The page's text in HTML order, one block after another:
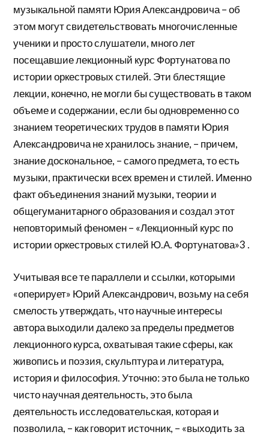
музыкальной памяти Юрия Александровича – об
этом могут свидетельствовать многочисленные
ученики и просто слушатели, много лет
посещавшие лекционный курс Фортунатова по
истории оркестровых стилей. Эти блестящие
лекции, конечно, не могли бы существовать в таком
объеме и содержании, если бы одновременно со
знанием теоретических трудов в памяти Юрия
Александровича не хранилось знание, – причем,
знание доскональное, – самого предмета, то есть
музыки, практически вcex времен и стилей. Именно
факт объединения знаний музыки, теории и
общегуманитарноro образования и создал этот
неповторимый феномен – «Лекционный курс по
истории оркестровых стилей Ю.А. Фортунатова»3 .
Учитывая все те параллели и ссылки, которыми
«оперирует» Юрий Александрович, возьму на себя
смелость утверждать, что научные интересы
автора выходили далеко за пределы предметов
лекционного курса, охватывая такие сферы, как
живопись и поэзия, скульптура и литература,
история и философия. Уточню: это была не только
чисто научная деятельность, это была
деятельность исследовательская, которая и
позволила, – как говорит источник, – «выходить за